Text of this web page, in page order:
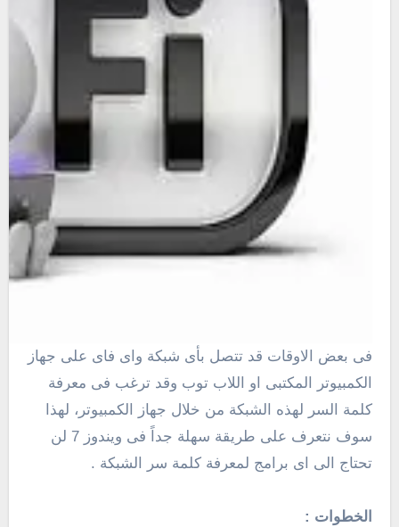
فى بعض الاوقات قد تتصل بأى شبكة واى فاى على جهاز
الكمبيوتر المكتبى او اللاب توب وقد ترغب فى معرفة
كلمة السر لهذه الشبكة من خلال جهاز الكمبيوتر، لهذا
سوف نتعرف على طريقة سهلة جداً فى ويندوز 7 لن
تحتاج الى اى برامج لمعرفة كلمة سر الشبكة .
الخطوات :